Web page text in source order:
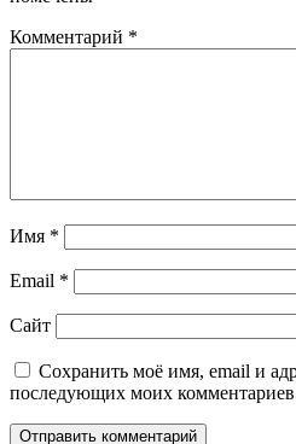
Комментарий *
Имя *
Email *
Сайт
Сохранить моё имя, email и
последующих моих